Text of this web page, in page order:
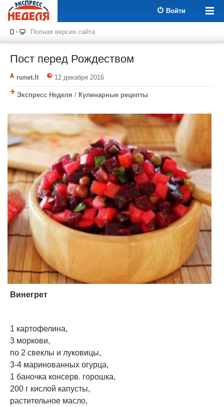
Войти
Полная версия сайта
Пост перед Рождеством
runet.lt 12 декабря 2016
Экспресс Неделя / Кулинарные рецепты
Винегрет
1 картофелина,
3 моркови,
по 2 свеклы и луковицы,
3-4 маринованных огурца,
1 баночка консерв. горошка,
200 г кислой капусты,
растительное масло,